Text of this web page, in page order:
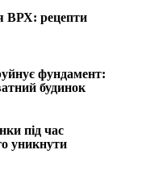
ВРХ: рецепти
фундамент:
будинок
під час
уникнути